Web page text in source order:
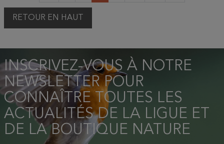
RETOUR EN HAUT
INSCRIVEZ-VOUS À NOTRE
NEWSLETTER POUR
CONNAÎTRE TOUTES LES
ACTUALITÉS DE LA LIGUE ET
DE LA BOUTIQUE NATURE